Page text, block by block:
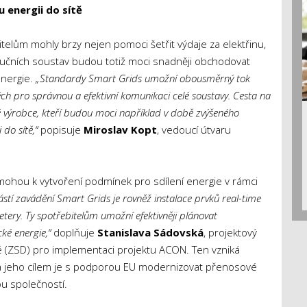
energii do sítě
mohly brzy nejen pomoci šetřit výdaje za elektřinu,
soustav budou totiž moci snadněji obchodovat
„Standardy Smart Grids umožní obousměrný tok
pro správnou a efektivní komunikaci celé soustavy. Cesta na
kteří budou moci například v době zvýšeného
sítě,“popisuje Miroslav Kopt, vedoucí útvaru
k vytvoření podmínek pro sdílení energie v rámci
zavádění Smart Grids je rovněž instalace prvků real-time
Ty spotřebitelům umožní efektivněji plánovat
energie,“doplňuje Stanislava Sádovská, projektový
pro implementaci projektu ACON. Ten vzniká
jeho cílem je s podporou EU modernizovat přenosové
společností.